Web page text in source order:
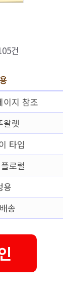
건
이지 참조
왈렛
타입
로럴
용
송